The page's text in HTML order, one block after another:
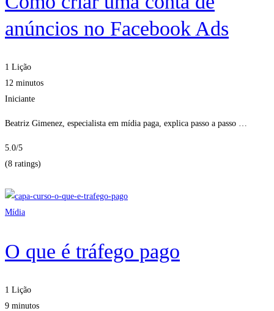
anúncios no Facebook Ads
1 Lição
12 minutos
Iniciante
Beatriz Gimenez, especialista em mídia paga, explica passo a passo …
5.0/5
(8 ratings)
Mídia
O que é tráfego pago
1 Lição
9 minutos